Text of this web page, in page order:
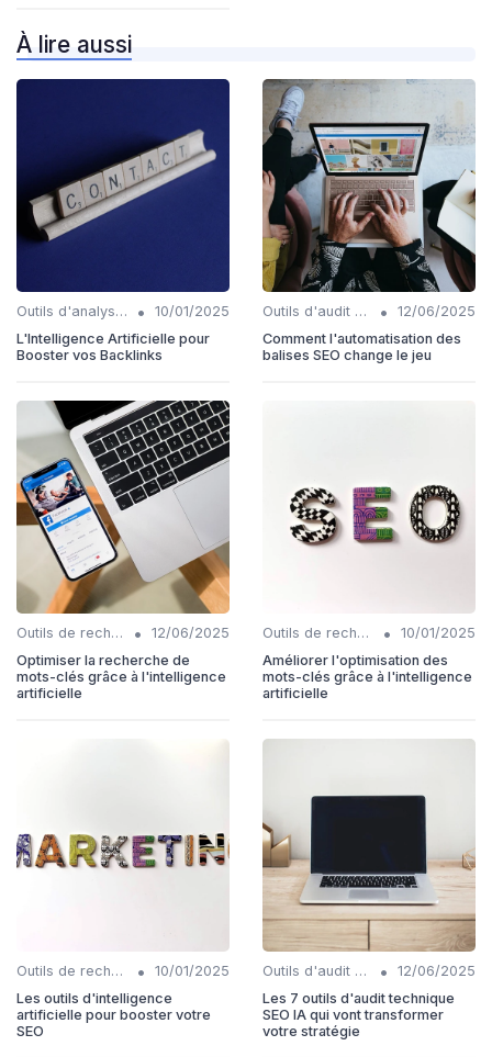
À lire aussi
Outils d'analyse de backlinks IA •
10/01/2025
L'Intelligence Artificielle pour
Booster vos Backlinks
Outils d'audit technique SEO •
12/06/2025
Comment l'automatisation des
balises SEO change le jeu
Outils de recherche de mots-clés IA •
12/06/2025
Optimiser la recherche de
mots-clés grâce à l'intelligence
artificielle
Outils de recherche de mots-clés IA •
10/01/2025
Améliorer l'optimisation des
mots-clés grâce à l'intelligence
artificielle
Outils de recherche de mots-clés IA •
10/01/2025
Les outils d'intelligence
artificielle pour booster votre
SEO
Outils d'audit technique SEO •
12/06/2025
Les 7 outils d'audit technique
SEO IA qui vont transformer
votre stratégie